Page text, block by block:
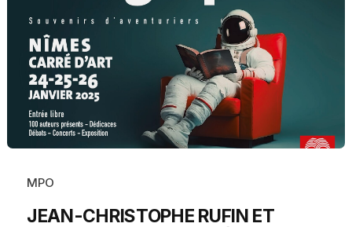
MPO
JEAN-CHRISTOPHE RUFIN ET